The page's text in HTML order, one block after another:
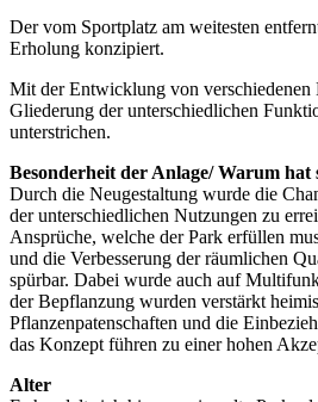
Der vom Sportplatz am weitesten
Erholung konzipiert.
Mit der Entwicklung von verschiedenen
Gliederung der unterschiedlichen
unterstrichen.
Besonderheit der Anlage/ Warum
Durch die Neugestaltung wurde die
der unterschiedlichen Nutzungen zu
Ansprüche, welche der Park erfüllen
und die Verbesserung der räumlichen
spürbar. Dabei wurde auch auf
der Bepflanzung wurden verstärkt
Pflanzenpatenschaften und die
das Konzept führen zu einer hohen
Alter